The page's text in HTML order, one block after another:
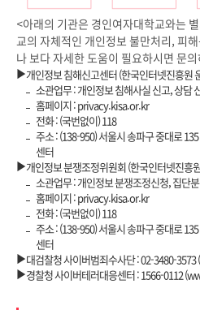
<아래의 기관은 경인여자대학교와는
교의 자체적인 개인정보 불만처리, 피
나 보다 자세한 도움이 필요하시면 문
▶개인정보 침해신고센터 (한국인터넷진흥원
소관업무 : 개인정보 침해사실 신고, 상담
홈페이지 : privacy.kisa.or.kr
전화 : (국번없이) 118
주소 : (138-950) 서울시 송파구 중대로
센터
▶개인정보 분쟁조정위원회 (한국인터넷진흥
소관업무 : 개인정보 분쟁조정신청, 집단
홈페이지 : privacy.kisa.or.kr
전화 : (국번없이) 118
주소 : (138-950) 서울시 송파구 중대로
센터
▶대검찰청 사이버범죄수사단 : 02-3480-
▶경찰청 사이버테러대응센터 : 1566-0112